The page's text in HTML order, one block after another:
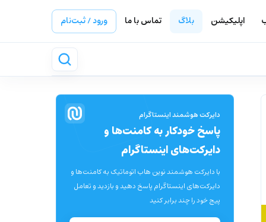
اپلیکیشن بلاگ تماس با ما ورود / ثبت‌نام
دایرکت هوشمند اینستاگرام
پاسخ خودکار به کامنت‌ها و
دایرکت‌های اینستاگرام
با دایرکت هوشمند نوین هاب اتوماتیک به کامنت‌ها و
دایرکت‌های اینستاگرام پاسخ دهید و بازدید و تعامل
پیج خود را چند برابر کنید